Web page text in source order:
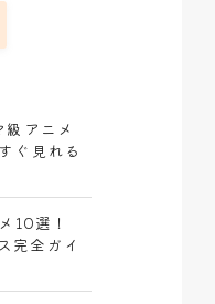
アニメ
ぐ見れる
10選！
完全ガイ